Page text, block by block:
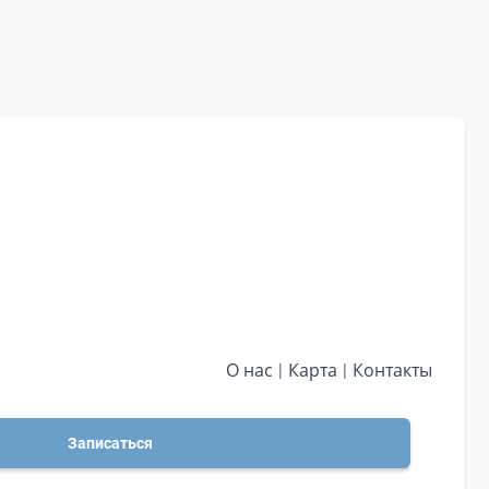
О нас Карта Контакты
Записаться